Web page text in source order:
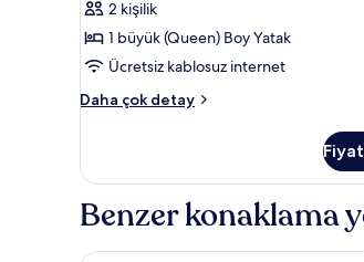
hakkında
daha
fazla
Yatak,
Avlu
Manzaralı
(Free
tüm
fotoğrafları
görün
2 kişilik
1 büyük (Queen) Boy Yatak
Ücretsiz kablosuz internet
Daha çok detay
Standard
(Queen)
Yatak,
Manzaralı
Benzer konaklama